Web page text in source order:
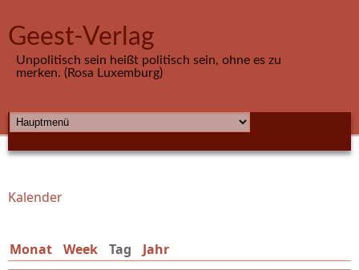
Geest-Verlag
Unpolitisch sein heißt politisch sein, ohne es zu
merken. (Rosa Luxemburg)
HAUPTMENÜ
Sie sind hier
Kalender
Monat Week Tag (aktiver Reiter)
Jahr